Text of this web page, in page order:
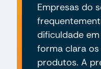
Empresas do
dificuldade
forma clara
produtos. A